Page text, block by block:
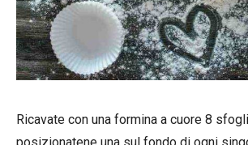
Ricavate con una formina a cuore 8